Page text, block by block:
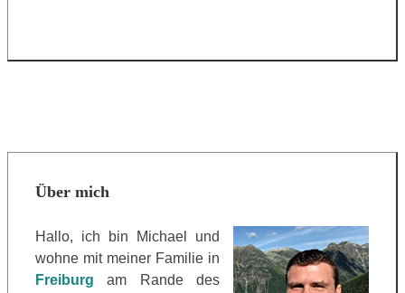
Über mich
Hallo, ich bin Michael und
wohne mit meiner Familie in
Freiburg am Rande des